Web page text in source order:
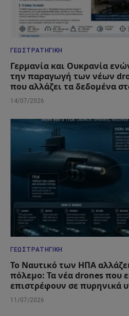
ΓΕΩΣΤΡΑΤΗΓΙΚΉ
Γερμανία και Ουκρανία
την παραγωγή των νέων
που αλλάζει τα δεδομένα
14/07/2026
ΓΕΩΣΤΡΑΤΗΓΙΚΉ
Το Ναυτικό των ΗΠΑ
πόλεμο: Τα νέα drones που
επιστρέφουν σε πυρηνικά
11/07/2026